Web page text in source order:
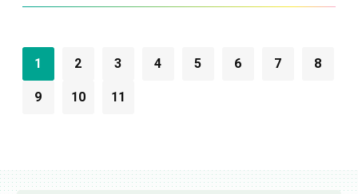
1 2 3 4 5 6 7 8
9 10 11